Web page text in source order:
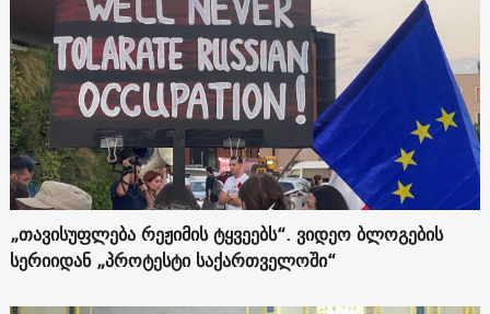
„თავისუფლება რეჟიმის ტყვეებს“. ვიდეო ბლოგების
სერიიდან „პროტესტი საქართველოში“